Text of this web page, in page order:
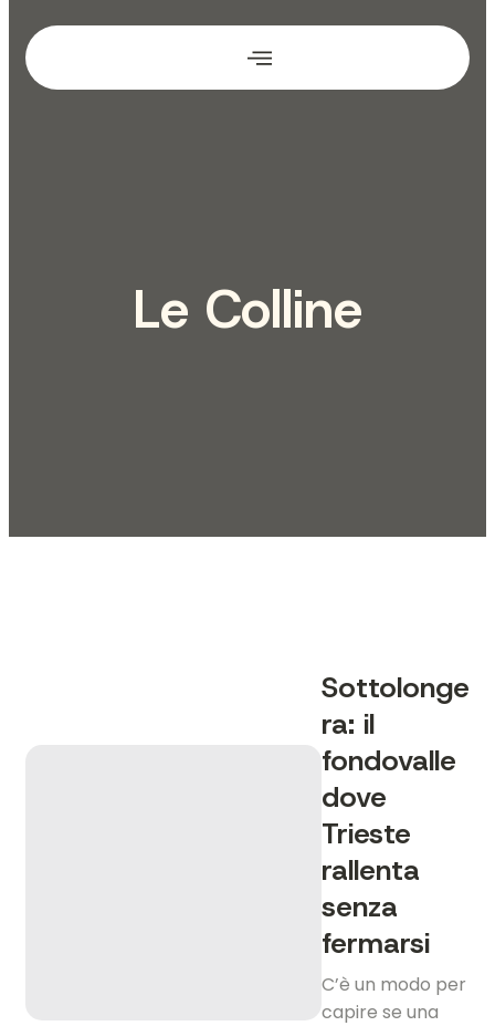
Le Colline
Sottolonge
ra: il
fondovalle
dove
Trieste
rallenta
senza
fermarsi
C’è un modo per
capire se una